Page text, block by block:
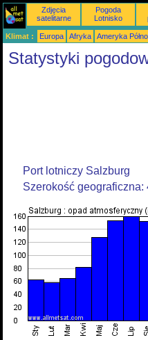
Zdjęcia
satelitarne
Pogoda
Lotnisko
Klimat : Europa Afryka Ameryka
Statystyki
Port lotniczy Salzburg
Szerokość geograficzna: